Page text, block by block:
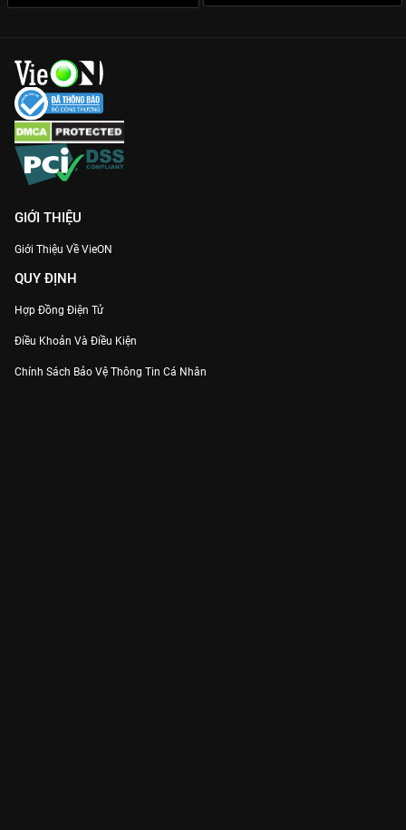
GIỚI THIỆU
Giới Thiệu Về VieON
QUY ĐỊNH
Hợp Đồng Điện Tử
Điều Khoản Và Điều Kiện
Chính Sách Bảo Vệ Thông Tin Cá Nhân